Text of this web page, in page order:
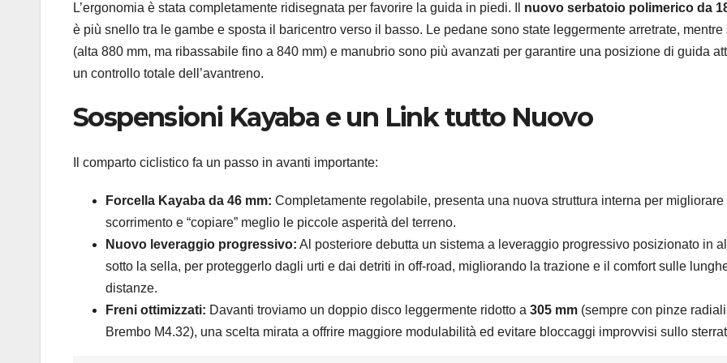
L’ergonomia è stata completamente ridisegnata per favorire la guida in piedi. Il nuovo serbatoio polimerico da
è più snello tra le gambe e sposta il baricentro verso il basso. Le pedane sono state leggermente arretrate, mentre
(alta 880 mm, ma ribassabile fino a 840 mm) e manubrio sono più avanzati per garantire una posizione di guida
un controllo totale dell’avantreno.
Sospensioni Kayaba e un Link tutto Nuovo
Il comparto ciclistico fa un passo in avanti importante:
Forcella Kayaba da 46 mm: Completamente regolabile, presenta una nuova struttura interna per migliorare
scorrimento e “copiare” meglio le piccole asperità del terreno.
Nuovo leveraggio progressivo: Al posteriore debutta un sistema a leveraggio progressivo posizionato in
sotto la sella, per proteggerlo dagli urti e dai detriti in off-road, migliorando la trazione e il comfort sulle
distanze.
Freni ottimizzati: Davanti troviamo un doppio disco leggermente ridotto a 305 mm (sempre con pinze radiali
Brembo M4.32), una scelta mirata a offrire maggiore modulabilità ed evitare bloccaggi improvvisi sullo